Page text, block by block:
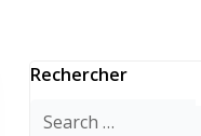
Rechercher
Search